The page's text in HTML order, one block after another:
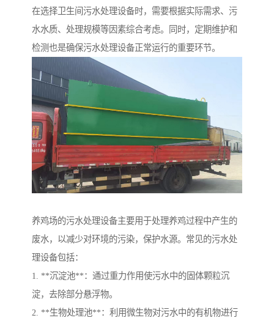
在选择卫生间污水处理设备时，需要根据实际需求、污
水水质、处理规模等因素综合考虑。同时，定期维护和
检测也是确保污水处理设备正常运行的重要环节。
养鸡场的污水处理设备主要用于处理养鸡过程中产生的
废水，以减少对环境的污染，保护水源。常见的污水处
理设备包括：
1. **沉淀池**：通过重力作用使污水中的固体颗粒沉
淀，去除部分悬浮物。
2. **生物处理池**：利用微生物对污水中的有机物进行